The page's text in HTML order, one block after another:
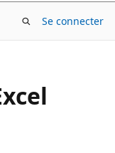
Se connecter